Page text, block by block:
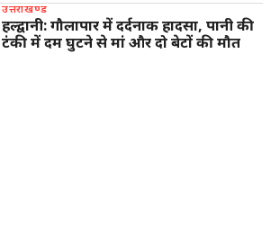
उत्तराखण्ड
हल्द्वानी: गौलापार में दर्दनाक हादसा, पानी की
टंकी में दम घुटने से मां और दो बेटों की मौत